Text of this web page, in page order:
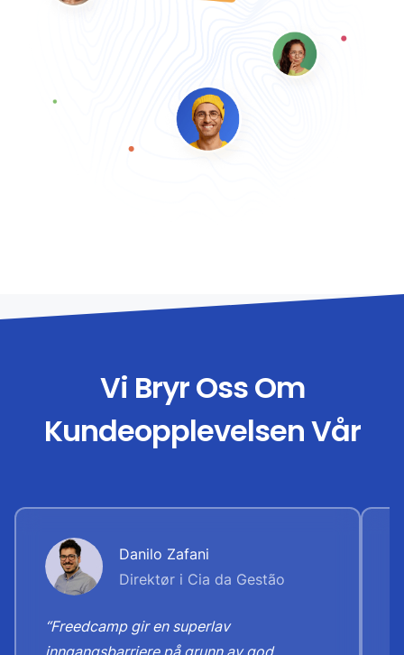
Vi Bryr Oss Om
Kundeopplevelsen Vår
Danilo Zafani
Direktør i Cia da Gestão
“Freedcamp gir en superlav
inngangsbarriere på grunn av god